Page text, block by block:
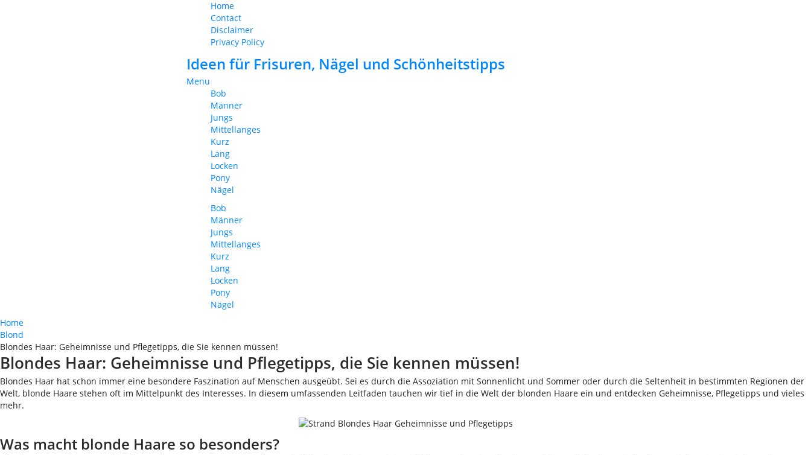
Home
Contact
Disclaimer
Privacy Policy
Ideen für Frisuren, Nägel und Schönheitstipps
Menu
Bob
Männer
Jungs
Mittellanges
Kurz
Lang
Locken
Pony
Nägel
Bob
Männer
Jungs
Mittellanges
Kurz
Lang
Locken
Pony
Nägel
Home
Blond
Blondes Haar: Geheimnisse und Pflegetipps, die Sie kennen müssen!
Blondes Haar: Geheimnisse und Pflegetipps, die Sie kennen müssen!
Blondes Haar hat schon immer eine besondere Faszination auf Menschen ausgeübt. Sei es durch die Assoziation mit Sonnenlicht und Sommer oder durch die Seltenheit in bestimmten Regionen der
Welt, blonde Haare stehen oft im Mittelpunkt des Interesses. In diesem umfassenden Leitfaden tauchen wir tief in die Welt der blonden Haare ein und entdecken Geheimnisse, Pflegetipps und vieles
mehr.
Was macht blonde Haare so besonders?